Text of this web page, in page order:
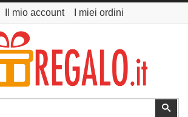
Il mio account I miei ordini